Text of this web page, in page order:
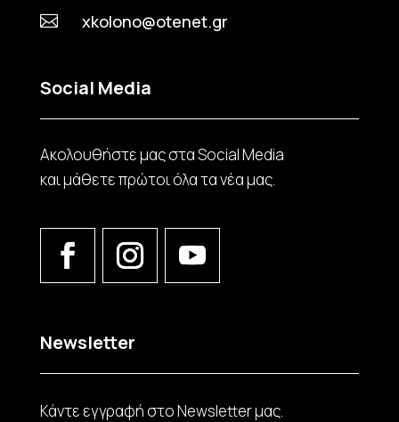
 xkolono@otenet.gr
Social Media
Ακολουθήστε μας στα Social Media
και μάθετε πρώτοι όλα τα νέα μας.
Newsletter
Κάντε εγγραφή στο Νewsletter μας.